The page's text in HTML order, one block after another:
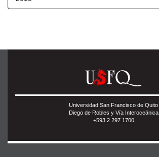
Universidad San Francisco de Quito
Diego de Robles y Vía Interoceánica
+593 2 297 1700